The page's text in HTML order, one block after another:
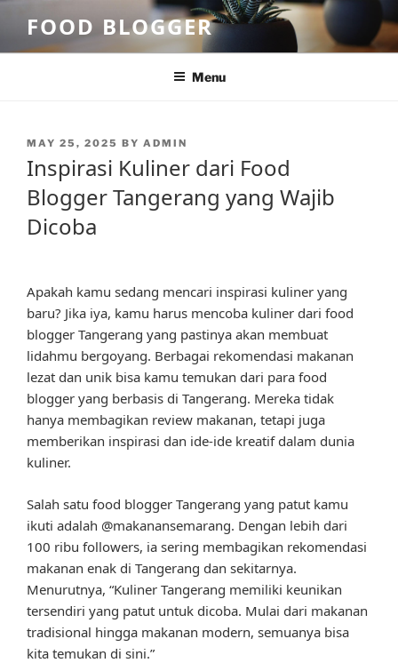
content
FOOD BLOGGER
Menu
POSTED
MAY 25, 2025 BY ADMIN
Inspirasi Kuliner dari Food
Blogger Tangerang yang Wajib
Dicoba
Apakah kamu sedang mencari inspirasi kuliner yang
baru? Jika iya, kamu harus mencoba kuliner dari food
blogger Tangerang yang pastinya akan membuat
lidahmu bergoyang. Berbagai rekomendasi makanan
lezat dan unik bisa kamu temukan dari para food
blogger yang berbasis di Tangerang. Mereka tidak
hanya membagikan review makanan, tetapi juga
memberikan inspirasi dan ide-ide kreatif dalam dunia
kuliner.
Salah satu food blogger Tangerang yang patut kamu
ikuti adalah @makanansemarang. Dengan lebih dari
100 ribu followers, ia sering membagikan rekomendasi
makanan enak di Tangerang dan sekitarnya.
Menurutnya, “Kuliner Tangerang memiliki keunikan
tersendiri yang patut untuk dicoba. Mulai dari makanan
tradisional hingga makanan modern, semuanya bisa
kita temukan di sini.”